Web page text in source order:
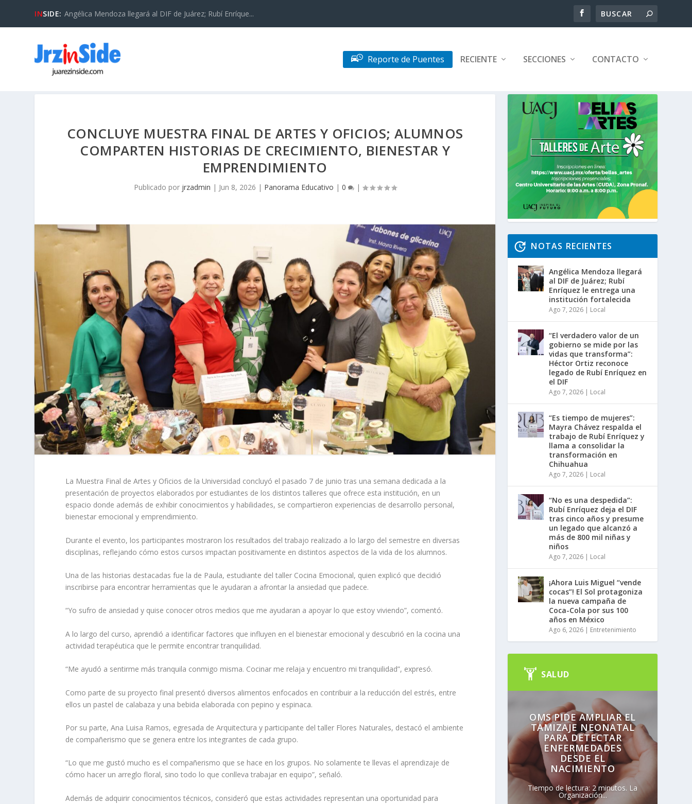
INSIDE: Angélica Mendoza llegará al DIF de Juárez; Rubí Enríque...
Reporte de Puentes RECIENTE SECCIONES CONTACTO
CONCLUYE MUESTRA FINAL DE ARTES Y OFICIOS; ALUMNOS
COMPARTEN HISTORIAS DE CRECIMIENTO, BIENESTAR Y
EMPRENDIMIENTO
Publicado por jrzadmin | Jun 8, 2026 | Panorama Educativo | 0 |
La Muestra Final de Artes y Oficios de la Universidad concluyó el pasado 7 de junio tras una semana dedicada a la
presentación de proyectos elaborados por estudiantes de los distintos talleres que ofrece esta institución, en un
espacio donde además de exhibir conocimientos y habilidades, se compartieron experiencias de desarrollo personal,
bienestar emocional y emprendimiento.
Durante el evento, los participantes mostraron los resultados del trabajo realizado a lo largo del semestre en diversas
disciplinas, reflejando cómo estos cursos impactan positivamente en distintos aspectos de la vida de los alumnos.
Una de las historias destacadas fue la de Paula, estudiante del taller Cocina Emocional, quien explicó que decidió
inscribirse para encontrar herramientas que le ayudaran a afrontar la ansiedad que padece.
“Yo sufro de ansiedad y quise conocer otros medios que me ayudaran a apoyar lo que estoy viviendo”, comentó.
A lo largo del curso, aprendió a identificar factores que influyen en el bienestar emocional y descubrió en la cocina una
actividad terapéutica que le permite encontrar tranquilidad.
“Me ayudó a sentirme más tranquila conmigo misma. Cocinar me relaja y encuentro mi tranquilidad”, expresó.
Como parte de su proyecto final presentó diversos alimentos enfocados en contribuir a la reducción del estrés, entre
ellos un pastel de calabaza y una bebida elaborada con pepino y espinaca.
Por su parte, Ana Luisa Ramos, egresada de Arquitectura y participante del taller Flores Naturales, destacó el ambiente
de compañerismo que se genera entre los integrantes de cada grupo.
“Lo que me gustó mucho es el compañerismo que se hace en los grupos. No solamente te llevas el aprendizaje de
cómo hacer un arreglo floral, sino todo lo que conlleva trabajar en equipo”, señaló.
Además de adquirir conocimientos técnicos, consideró que estas actividades representan una oportunidad para
NOTAS RECIENTES
Angélica Mendoza llegará
al DIF de Juárez; Rubí
Enríquez le entrega una
institución fortalecida
Ago 7, 2026 | Local
“El verdadero valor de un
gobierno se mide por las
vidas que transforma”:
Héctor Ortiz reconoce
legado de Rubí Enríquez en
el DIF
Ago 7, 2026 | Local
“Es tiempo de mujeres”:
Mayra Chávez respalda el
trabajo de Rubí Enríquez y
llama a consolidar la
transformación en
Chihuahua
Ago 7, 2026 | Local
“No es una despedida”:
Rubí Enríquez deja el DIF
tras cinco años y presume
un legado que alcanzó a
más de 800 mil niñas y
niños
Ago 7, 2026 | Local
¡Ahora Luis Miguel “vende
cocas”! El Sol protagoniza
la nueva campaña de
Coca-Cola por sus 100
años en México
Ago 6, 2026 | Entretenimiento
SALUD
OMS PIDE AMPLIAR EL
TAMIZAJE NEONATAL
PARA DETECTAR
ENFERMEDADES
DESDE EL
NACIMIENTO
Tiempo de lectura: 2 minutos. La
Organización...